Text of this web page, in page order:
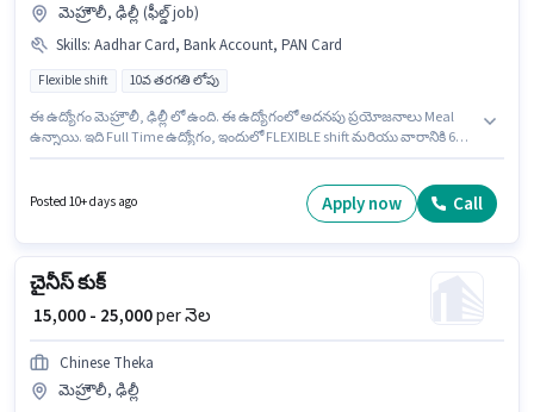
మెహ్రౌలీ, ఢిల్లీ (ఫీల్డ్ job)
Skills: Aadhar Card, Bank Account, PAN Card
Flexible shift 10వ తరగతి లోపు
ఈ ఉద్యోగం మెహ్రౌలీ, ఢిల్లీ లో ఉంది. ఈ ఉద్యోగంలో అదనపు ప్రయోజనాలు Meal
ఉన్నాయి. ఇది Full Time ఉద్యోగం, ఇందులో FLEXIBLE shift మరియు వారానికి 6
ఈ ఉద్యోగానికి అప్లై చేసుకోవచ్చు. ఈ ఉద్యోగానికి Fixed జీతం ఇవ్వబడుతుంది.
Posted 10+ days ago Apply now Call
చైనీస్ కుక్
₹ 15,000 - 25,000per నెల
Chinese Theka
మెహ్రౌలీ, ఢిల్లీ